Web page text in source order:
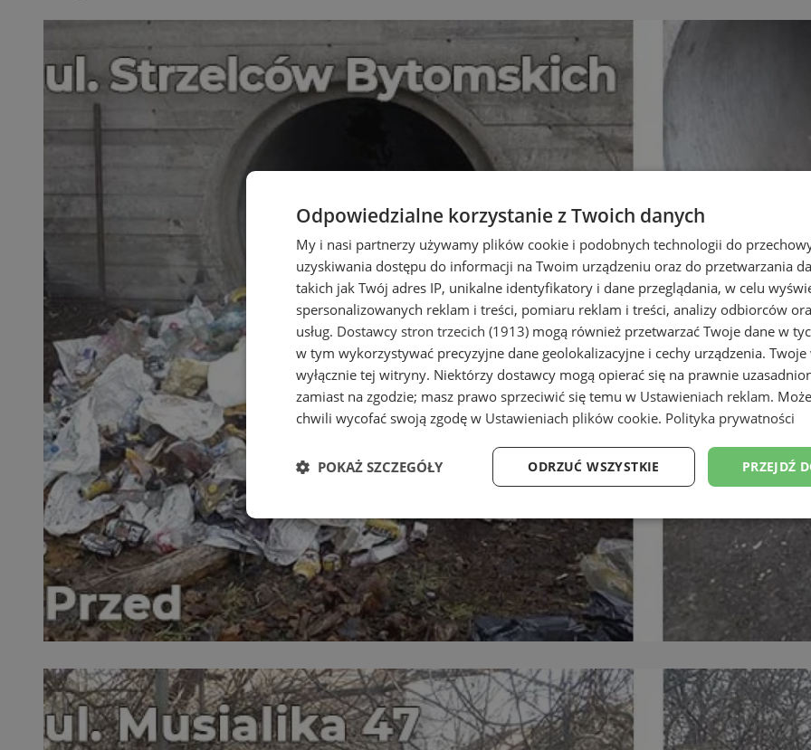
Odpowiedzialne korzystanie z Twoich danych
My i nasi partnerzy używamy plików cookie i podobnych technologii do
uzyskiwania dostępu do informacji na Twoim urządzeniu oraz do przetwarzania
takich jak Twój adres IP, unikalne identyfikatory i dane przeglądania, w celu
spersonalizowanych reklam i treści, pomiaru reklam i treści, analizy odbiorców
usług. Dostawcy stron trzecich (1913) mogą również przetwarzać Twoje dane w
w tym wykorzystywać precyzyjne dane geolokalizacyjne i cechy urządzenia.
wyłącznie tej witryny. Niektórzy dostawcy mogą opierać się na prawnie
zamiast na zgodzie; masz prawo sprzeciwić się temu w Ustawieniach reklam.
chwili wycofać swoją zgodę w Ustawieniach plików cookie. Polityka prywatności
PRZEJDŹ
ODRZUĆ WSZYSTKIE
POKAŻ SZCZEGÓŁY
Niezbędne Wydajność Targetowanie Funkcjonalność
Niezbędne pliki cookie umożliwiają korzystanie z podstawowych funkcji strony internetowej, takich jak
zarządzanie kontem. Bez niezbędnych plików cookie nie można prawidłowo korzystać ze strony
Nazwa
Provider/
Domena
Okres
przechowywania